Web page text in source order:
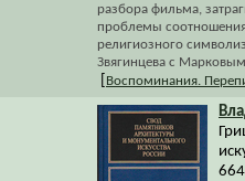
разбора фильма,
проблемы соотношения
религиозного
Звягинцева с
Воспоминания.